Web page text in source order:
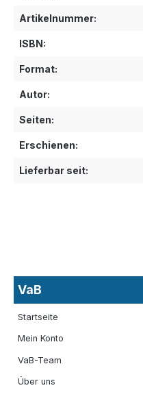
Artikelnummer:
ISBN:
Format:
Autor:
Seiten:
Erschienen:
Lieferbar seit:
VaB
Startseite
Mein Konto
VaB-Team
Über uns